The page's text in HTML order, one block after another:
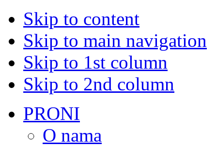
Skip to content
Skip to main navigation
Skip to 1st column
Skip to 2nd column
PRONI
O nama